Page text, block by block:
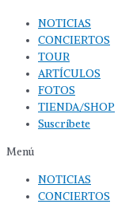
NOTICIAS
CONCIERTOS
TOUR
ARTÍCULOS
FOTOS
TIENDA/SHOP
Suscríbete
Menú
NOTICIAS
CONCIERTOS